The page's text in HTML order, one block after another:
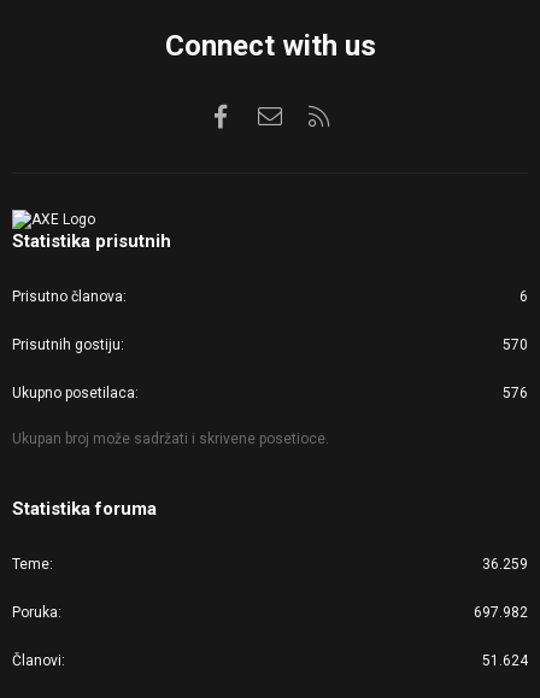
Connect with us
FacebookKontaktirajte nas
Statistika prisutnih
Prisutno članova 6
Prisutnih gostiju 570
Ukupno posetilaca 576
Ukupan broj može sadržati i skrivene posetioce.
Statistika foruma
Teme 36.259
Poruka 697.982
Članovi 51.624